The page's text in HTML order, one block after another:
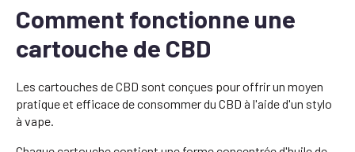
Comment fonctionne une
cartouche de CBD
Les cartouches de CBD sont conçues pour offrir un moyen
pratique et efficace de consommer du CBD à l'aide d'un stylo
à vape.